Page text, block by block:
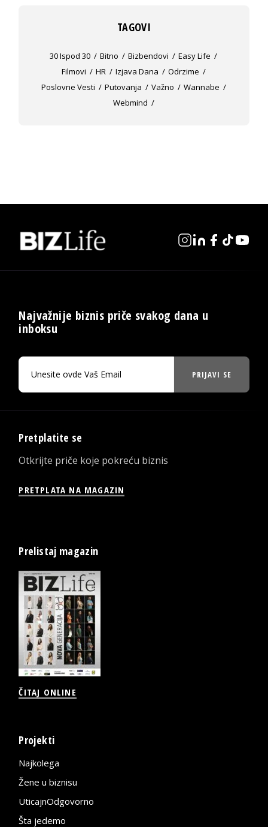
TAGOVI
30 Ispod 30 Bitno Bizbendovi
Easy Life
Filmovi
HR Izjava Dana
Odrzime
Poslovne Vesti
Putovanja Važno
Wannabe
Webmind
Najvažnije biznis priče svakog dana u
inboksu
PRIJAVI SE
Pretplatite se
Otkrijte priče koje pokreću biznis
PRETPLATA NA MAGAZIN
Prelistaj magazin
ČITAJ ONLINE
Projekti
Najkolega
Žene u biznisu
UticajnOdgovorno
Šta jedemo